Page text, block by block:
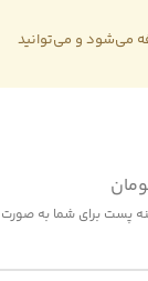
می‌شود و می‌توانید
تومان شود هزینه پست برای شما به صورت